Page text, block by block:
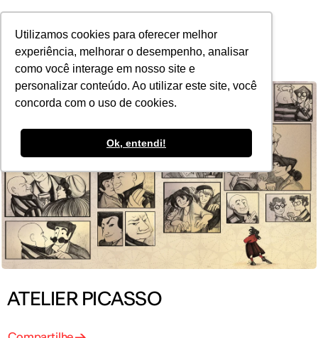
Utilizamos cookies para oferecer melhor
experiência, melhorar o desempenho, analisar
como você interage em nosso site e
personalizar conteúdo. Ao utilizar este site, você
concorda com o uso de cookies.
Ok, entendi!
POR
ATELIER PICASSO